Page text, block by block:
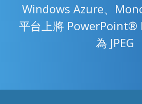
Windows Azure、
平台上將 PowerPoint®
為 JPEG